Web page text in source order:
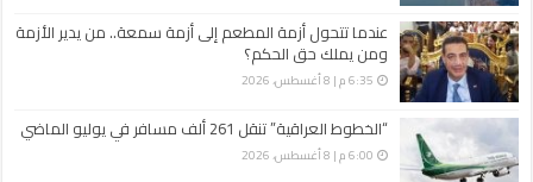
عندما تتحول أزمة المطعم إلى أزمة سمعة.. من يدير الأزمة
ومن يملك حق الحكم؟
6:35 م | 8 أغسطس، 2026
“الخطوط العراقية” تنقل 261 ألف مسافر في يوليو الماضي
6:00 م | 8 أغسطس، 2026